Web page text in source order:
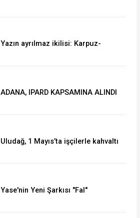
Yazın ayrılmaz ikilisi: Karpuz-
ADANA, IPARD KAPSAMINA ALINDI
Uludağ, 1 Mayıs’ta işçilerle kahvaltı
Yase'nin Yeni Şarkısı "Fal"